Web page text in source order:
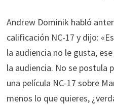
Andrew Dominik habló
calificación NC-17 y dijo:
la audiencia no le gusta,
la audiencia. No se postula
una película NC-17 sobre
menos lo que quieres,